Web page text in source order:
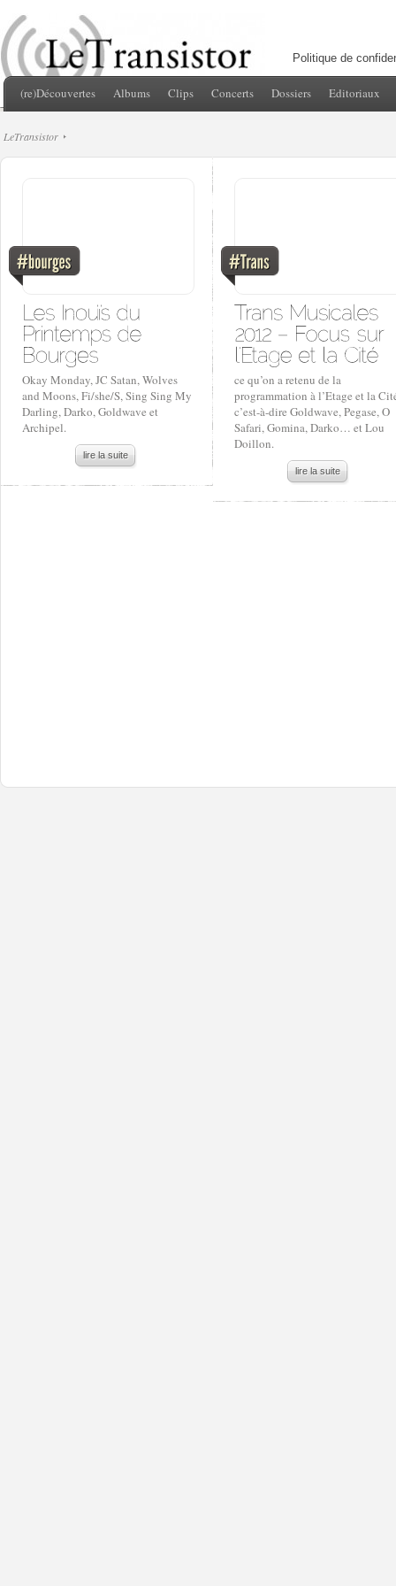
Politique de
(re)Découvertes Albums Clips Concerts Dossiers Editoriaux
LeTransistor
Okay Monday, JC Satan, Wolves
and Moons, Fi/she/S, Sing Sing My
Darling, Darko, Goldwave et
Archipel.
lire la suite
ce qu’on a retenu de la
programmation à l’Etage et la
c’est-à-dire Goldwave, Pegase, O
Safari, Gomina, Darko… et Lou
Doillon.
lire la suite